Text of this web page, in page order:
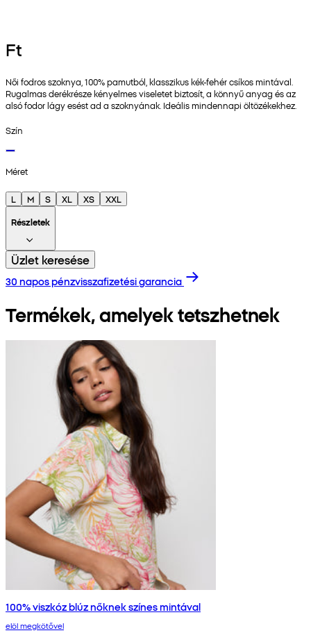
Ft
Női fodros szoknya, 100% pamutból, klasszikus kék-fehér csíkos mintával.
Rugalmas derékrésze kényelmes viseletet biztosít, a könnyű anyag és az
alsó fodor lágy esést ad a szoknyának. Ideális mindennapi öltözékekhez.
Szín
Méret
L M S XL XS
XXL
Részletek
Üzlet keresése
30 napos pénzvisszafizetési garancia
Termékek, amelyek tetszhetnek
100% viszkóz blúz nőknek színes mintával
elöl megkötővel